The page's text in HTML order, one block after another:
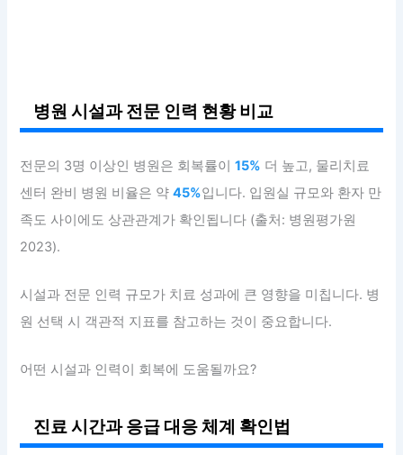
병원 시설과 전문 인력 현황 비교
전문의 3명 이상인 병원은 회복률이15% 더 높고, 물리치료
센터 완비 병원 비율은 약45%입니다. 입원실 규모와 환자 만
족도 사이에도 상관관계가 확인됩니다 (출처: 병원평가원
2023).
시설과 전문 인력 규모가 치료 성과에 큰 영향을 미칩니다. 병
원 선택 시 객관적 지표를 참고하는 것이 중요합니다.
어떤 시설과 인력이 회복에 도움될까요?
진료 시간과 응급 대응 체계 확인법